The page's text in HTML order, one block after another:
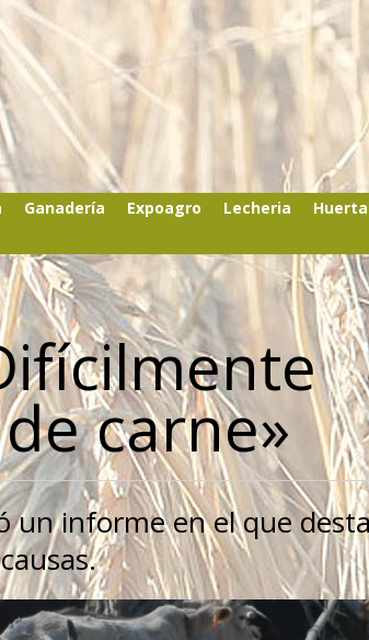
Ganadería Expoagro Lecheria
carne»
un informe en el que